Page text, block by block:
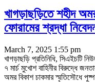
খাগড়াছড়িতে শহীদ
ফোরামের শ্রদ্ধা
March 7, 2025 1:55 pm
খাগড়াছড়ি প্রতিনিধি, সিএইচটি
৭ মার্চ মুখোশ বাহিনীর বিরুদ্ধে
অমর বিকাশ চাকমার স্মৃতিসৌধে